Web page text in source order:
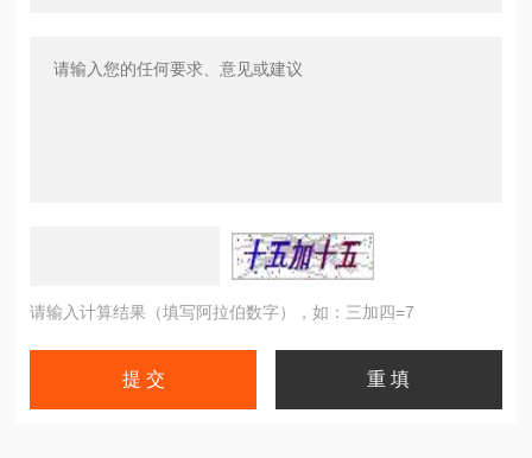
请输入计算结果（填写阿拉伯数字），如：三加四=7